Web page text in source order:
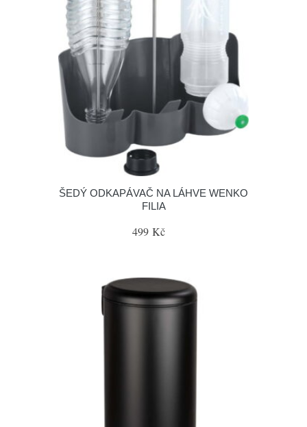
ŠEDÝ ODKAPÁVAČ NA LÁHVE WENKO
FILIA
499 Kč